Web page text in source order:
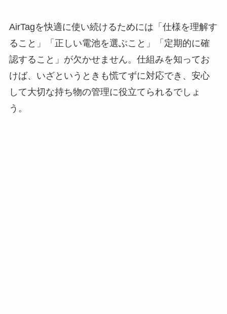
AirTagを快適に使い続けるためには「仕様を理解す
ること」「正しい電池を選ぶこと」「定期的に確
認すること」が欠かせません。仕組みを知ってお
けば、いざというときも慌てずに対応でき、安心
して大切な持ち物の管理に役立てられるでしょ
う。